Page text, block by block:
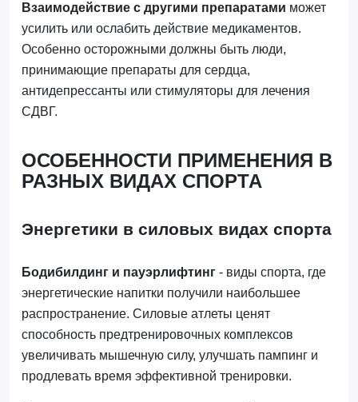
Взаимодействие с другими препаратами может
усилить или ослабить действие медикаментов.
Особенно осторожными должны быть люди,
принимающие препараты для сердца,
антидепрессанты или стимуляторы для лечения
СДВГ.
ОСОБЕННОСТИ ПРИМЕНЕНИЯ В
РАЗНЫХ ВИДАХ СПОРТА
Энергетики в силовых видах спорта
Бодибилдинг и пауэрлифтинг- виды спорта, где
энергетические напитки получили наибольшее
распространение. Силовые атлеты ценят
способность предтренировочных комплексов
увеличивать мышечную силу, улучшать пампинг и
продлевать время эффективной тренировки.